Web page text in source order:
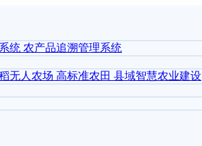
统 农产品追溯管理系统
无人农场 高标准农田 县域智慧农业建设